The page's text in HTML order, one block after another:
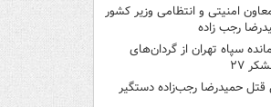
امنیتی و انتظامی وزیر کشور
رجب زاده
سپاه تهران از گردان‌های
۲۷
حمیدرضا رجب‌زاده دستگیر